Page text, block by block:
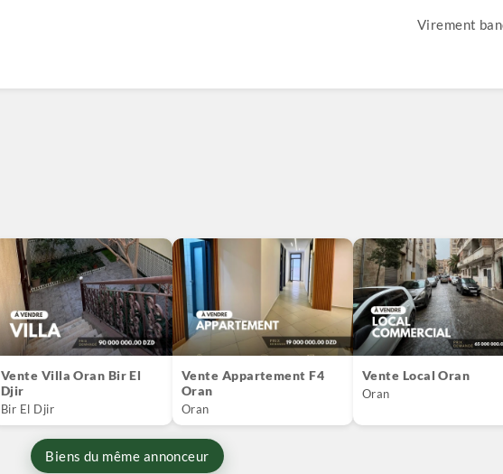
Virement
Vente Villa Oran Bir El
Djir
Bir El Djir
Vente Appartement F4
Oran
Oran
Vente Local Oran
Oran
Biens du même annonceur